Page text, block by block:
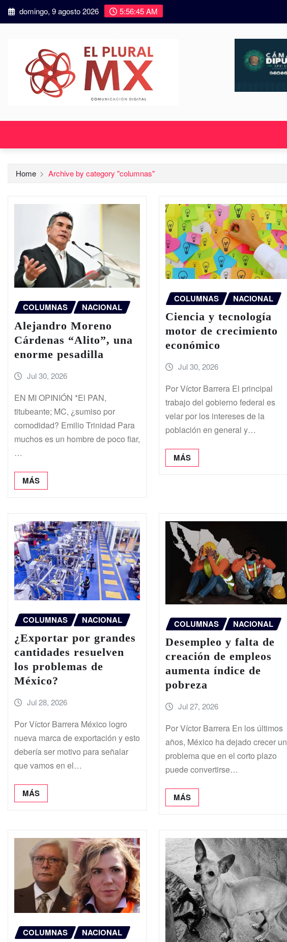
domingo, 9 agosto 2026 5:56:46 AM
Home Archive by category "columnas"
COLUMNAS NACIONAL
Alejandro Moreno
Cárdenas “Alito”, una
enorme pesadilla
Jul 30, 2026
EN MI OPINIÓN *El PAN,
titubeante; MC, ¿sumiso por
comodidad? Emilio Trinidad Para
muchos es un hombre de poco fiar,
…
MÁS
COLUMNAS NACIONAL
Ciencia y tecnología
motor de crecimiento
económico
Jul 30, 2026
Por Víctor Barrera El principal
trabajo del gobierno federal es
velar por los intereses de la
población en general y…
MÁS
COLUMNAS NACIONAL
¿Exportar por grandes
cantidades resuelven
los problemas de
México?
Jul 28, 2026
Por Víctor Barrera México logro
nueva marca de exportación y esto
debería ser motivo para señalar
que vamos en el…
MÁS
COLUMNAS NACIONAL
Desempleo y falta de
creación de empleos
aumenta índice de
pobreza
Jul 27, 2026
Por Víctor Barrera En los últimos
años, México ha dejado crecer un
problema que en el corto plazo
puede convertirse…
MÁS
COLUMNAS NACIONAL